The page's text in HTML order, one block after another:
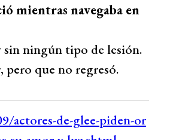
mientras navegaba en
ningún tipo de lesión.
pero que no regresó.